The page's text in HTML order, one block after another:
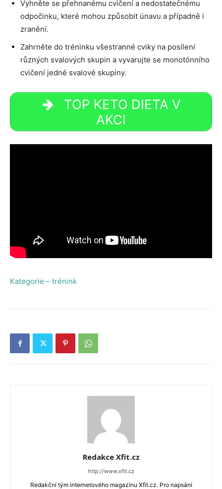
Vyhněte se přehnanému cvičení a nedostatečnému
odpočinku, které mohou způsobit únavu a případně i
zranění.
Zahrněte do tréninku všestranné cviky na posílení
různých svalových skupin a vyvarujte se monotónního
cvičení jedné svalové skupiny.
TOP KETO DIETA V
AKCI
Kategorie – trénink
Redakce Xfit.cz
http://www.xfit.cz
Redakční tým internetového magazínu Xfit.cz. Pro napsání